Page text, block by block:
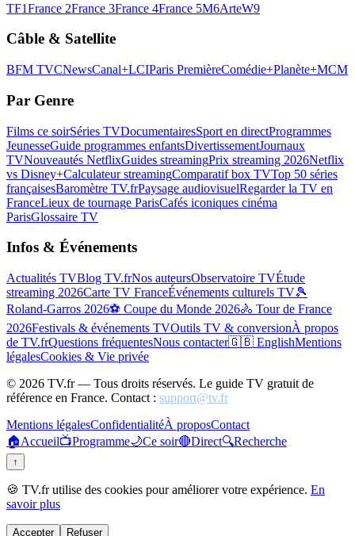
TF1France 2France 3France 4France 5M6ArteW9
Câble & Satellite
BFM TVCNewsCanal+LCIParis PremièreComédie+Planète+MCM
Par Genre
Films ce soirSéries TVDocumentairesSport en directProgrammes
JeunesseGuide programmes enfantsDivertissementJournaux
TVNouveautés NetflixGuides streamingPrix streaming 2026Netflix
vs Disney+Calculateur streamingComparatif box TVTop 50 séries
françaisesBaromètre TV.frPaysage audiovisuelRegarder la TV en
FranceLieux de tournage ParisCafés iconiques cinéma
ParisGlossaire TV
Infos & Événements
Actualités TVBlog TV.frNos auteursObservatoire TVÉtude
streaming 2026Carte TV FranceÉvénements culturels TV🎾
Roland-Garros 2026⚽ Coupe du Monde 2026🚴 Tour de France
2026Festivals & événements TVOutils TV & conversionÀ propos
de TV.frQuestions fréquentesNous contacter🇬🇧 EnglishMentions
légalesCookies & Vie privée
© 2026 TV.fr — Tous droits réservés. Le guide TV gratuit de
référence en France. Contact : support@tv.fr
Mentions légalesConfidentialitéÀ proposContact
🏠Accueil📺Programme🌙Ce soir🔴Direct🔍Recherche
↑
🍪 TV.fr utilise des cookies pour améliorer votre expérience. En
savoir plus
Accepter Refuser